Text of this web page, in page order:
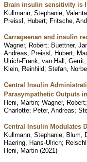
Brain insulin sensitivity is
Kullmann, Stephanie;
Preissl, Hubert; Fritsche,
Carrageenan and insulin
Wagner, Robert; Buettner,
Andreas; Preissl, Hubert;
Ulrich-Frank; van Hall, Gerrit
Klein, Reinhild; Stefan,
Central Insulin
Parasympathetic Outputs
Heni, Martin; Wagner, Robert
Charlotte; Peter, Andreas;
Central Insulin Modulates
Kullmann, Stephanie; Blum,
Haering, Hans-Ulrich;
Heni, Martin (2021)